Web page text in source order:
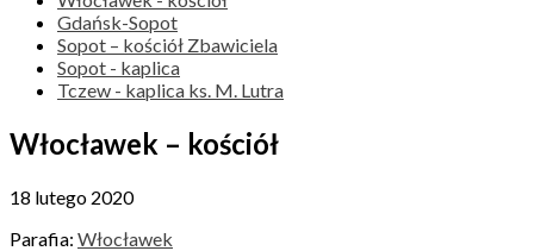
Gdańsk-Sopot
Sopot – kościół Zbawiciela
Sopot - kaplica
Tczew - kaplica ks. M. Lutra
Włocławek – kościół
18 lutego 2020
Parafia: Włocławek